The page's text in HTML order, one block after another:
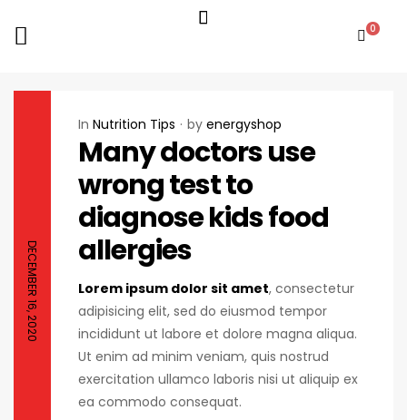
0
DECEMBER 16, 2020
In Nutrition Tips by energyshop
Many doctors use
wrong test to
diagnose kids food
allergies
Lorem ipsum dolor sit amet, consectetur
adipisicing elit, sed do eiusmod tempor
incididunt ut labore et dolore magna aliqua.
Ut enim ad minim veniam, quis nostrud
exercitation ullamco laboris nisi ut aliquip ex
ea commodo consequat.